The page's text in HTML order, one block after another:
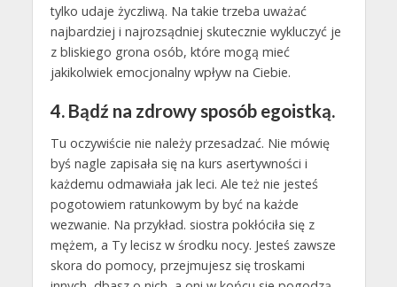
tylko udaje życzliwą. Na takie trzeba uważać
najbardziej i najrozsądniej skutecznie wykluczyć je
z bliskiego grona osób, które mogą mieć
jakikolwiek emocjonalny wpływ na Ciebie.
4. Bądź na zdrowy sposób egoistką.
Tu oczywiście nie należy przesadzać. Nie mówię
byś nagle zapisała się na kurs asertywności i
każdemu odmawiała jak leci. Ale też nie jesteś
pogotowiem ratunkowym by być na każde
wezwanie. Na przykład. siostra pokłóciła się z
mężem, a Ty lecisz w środku nocy. Jesteś zawsze
skora do pomocy, przejmujesz się troskami